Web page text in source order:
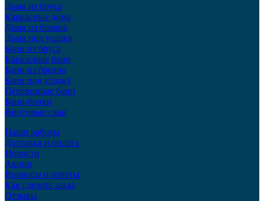
Дома из бруса
Каркасные дома
Дома из бревна
Дома под усадку
Бани из бруса
Каркасные бани
Бани из бревна
Бани под усадку
Перевозные бани
Бани-бочки
Винтовые сваи
Наши работы
Доставка и оплата
Новости
Акции
Вопросы и ответы
Как сделать заказ
Отзывы